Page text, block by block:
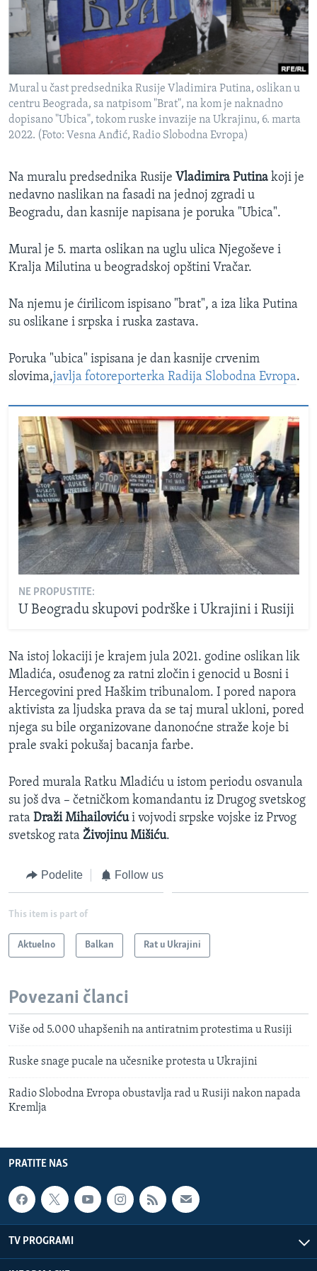
SPORT
INTERVJU
Mural u čast predsednika Rusije Vladimira Putina, oslikan u
centru Beograda, sa natpisom "Brat", na kom je naknadno
dopisano "Ubica", tokom ruske invazije na Ukrajinu, 6. marta
2022. (Foto: Vesna Anđić, Radio Slobodna Evropa)
Na muralu predsednika Rusije Vladimira Putina koji je
nedavno naslikan na fasadi na jednoj zgradi u
Beogradu, dan kasnije napisana je poruka "Ubica".
Mural je 5. marta oslikan na uglu ulica Njegoševe i
Kralja Milutina u beogradskoj opštini Vračar.
Na njemu je ćirilicom ispisano "brat", a iza lika Putina
su oslikane i srpska i ruska zastava.
Poruka "ubica" ispisana je dan kasnije crvenim
slovima,javlja fotoreporterka Radija Slobodna Evropa.
NE PROPUSTITE:
U Beogradu skupovi podrške i Ukrajini i Rusiji
Na istoj lokaciji je krajem jula 2021. godine oslikan lik
Mladića, osuđenog za ratni zločin i genocid u Bosni i
Hercegovini pred Haškim tribunalom. I pored napora
aktivista za ljudska prava da se taj mural ukloni, pored
njega su bile organizovane danonoćne straže koje bi
prale svaki pokušaj bacanja farbe.
Pored murala Ratku Mladiću u istom periodu osvanula
su još dva – četničkom komandantu iz Drugog svetskog
rata Draži Mihailovićui vojvodi srpske vojske iz Prvog
svetskog rata Živojinu Mišiću.
Podelite Follow us
This item is part of
Aktuelno Balkan Rat u Ukrajini
Povezani članci
Više od 5.000 uhapšenih na antiratnim protestima u Rusiji
Ruske snage pucale na učesnike protesta u Ukrajini
Radio Slobodna Evropa obustavlja rad u Rusiji nakon napada
Kremlja
PRATITE NAS
TV PROGRAMI